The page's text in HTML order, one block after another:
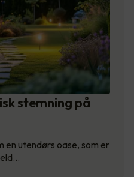
stemning på
en utendørs oase, som er